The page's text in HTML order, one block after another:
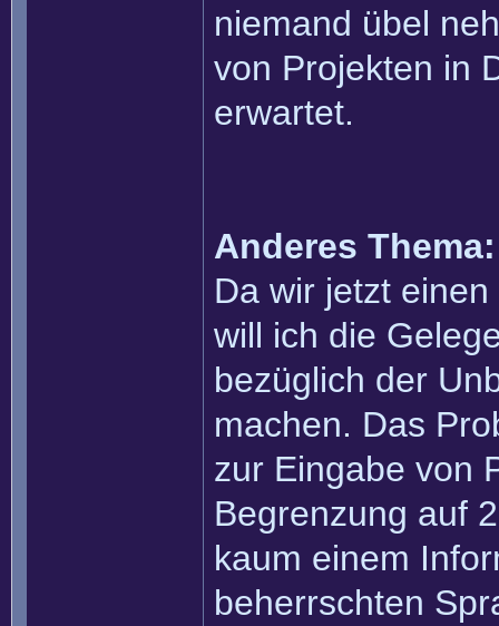
niemand übel
von Projekten in
erwartet.
Anderes Thema:
Da wir jetzt
will ich die
bezüglich der
machen. Das
zur Eingabe von
Begrenzung auf
kaum einem
beherrschten